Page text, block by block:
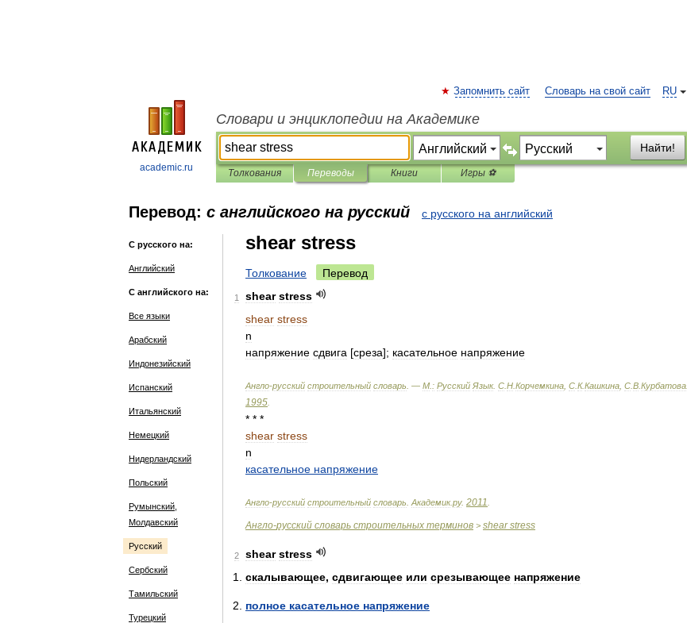
academic.ru
RU
Запомнить сайт Словарь на свой сайт
Словари и энциклопедии на Академике
Найти!
Толкования Переводы Книги Игры ⚽
Перевод: с английского на русский с русского на английский
С русского на:
Английский
С английского на:
Все языки
Арабский
Индонезийский
Испанский
Итальянский
Немецкий
Нидерландский
Польский
Румынский,
Молдавский
Русский
Сербский
Тамильский
Турецкий
shear stress
Толкование Перевод
1 shear stress
shear stress
n
напряжение сдвига [среза]; касательное напряжение
Англо-русский строительный словарь . — М : Русский Язык. С Н Корчемкина С К.Кашкина С В Курбатова
1995
* * *
shear stress
n
касательное напряжение
Англо-русский строительный словарь Академик.ру. 2011
Англо-русский словарь строительных терминов > shear stress
2 shear stress
скалывающее, сдвигающее или срезывающее напряжение
полное касательное напряжение